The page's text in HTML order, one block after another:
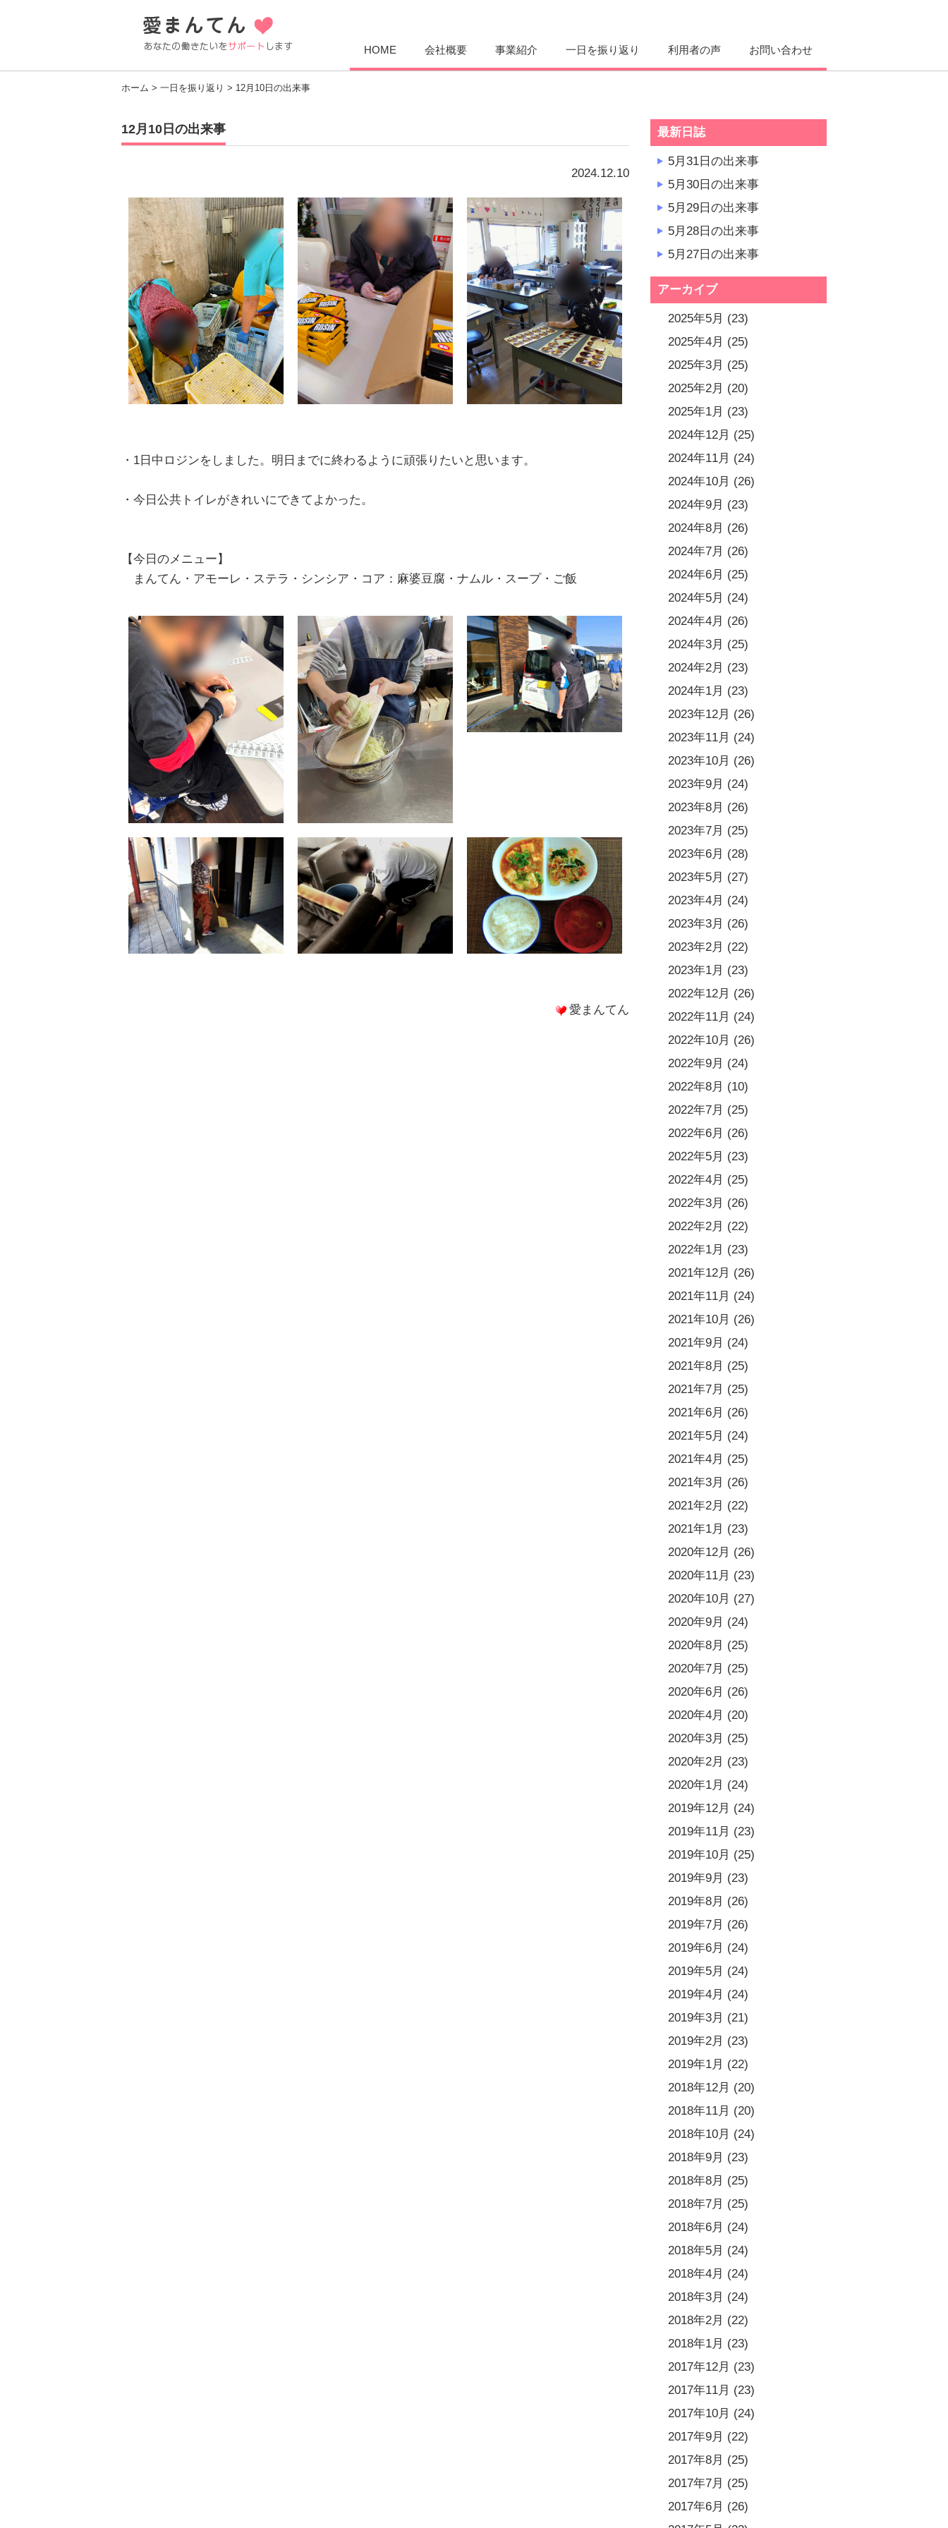
HOME 会社概要 事業紹介 一日を振り返り 利用者の声 お問い合わせ
ホーム > 一日を振り返り > 12月10日の出来事
12月10日の出来事
2024.12.10
・1日中ロジンをしました。明日までに終わるように頑張りたいと思います。
・今日公共トイレがきれいにできてよかった。
【今日のメニュー】
まんてん・アモーレ・ステラ・シンシア・コア：麻婆豆腐・ナムル・スープ・ご飯
愛まんてん
最新日誌
5月31日の出来事
5月30日の出来事
5月29日の出来事
5月28日の出来事
5月27日の出来事
アーカイブ
2025年5月 (23)
2025年4月 (25)
2025年3月 (25)
2025年2月 (20)
2025年1月 (23)
2024年12月 (25)
2024年11月 (24)
2024年10月 (26)
2024年9月 (23)
2024年8月 (26)
2024年7月 (26)
2024年6月 (25)
2024年5月 (24)
2024年4月 (26)
2024年3月 (25)
2024年2月 (23)
2024年1月 (23)
2023年12月 (26)
2023年11月 (24)
2023年10月 (26)
2023年9月 (24)
2023年8月 (26)
2023年7月 (25)
2023年6月 (28)
2023年5月 (27)
2023年4月 (24)
2023年3月 (26)
2023年2月 (22)
2023年1月 (23)
2022年12月 (26)
2022年11月 (24)
2022年10月 (26)
2022年9月 (24)
2022年8月 (10)
2022年7月 (25)
2022年6月 (26)
2022年5月 (23)
2022年4月 (25)
2022年3月 (26)
2022年2月 (22)
2022年1月 (23)
2021年12月 (26)
2021年11月 (24)
2021年10月 (26)
2021年9月 (24)
2021年8月 (25)
2021年7月 (25)
2021年6月 (26)
2021年5月 (24)
2021年4月 (25)
2021年3月 (26)
2021年2月 (22)
2021年1月 (23)
2020年12月 (26)
2020年11月 (23)
2020年10月 (27)
2020年9月 (24)
2020年8月 (25)
2020年7月 (25)
2020年6月 (26)
2020年4月 (20)
2020年3月 (25)
2020年2月 (23)
2020年1月 (24)
2019年12月 (24)
2019年11月 (23)
2019年10月 (25)
2019年9月 (23)
2019年8月 (26)
2019年7月 (26)
2019年6月 (24)
2019年5月 (24)
2019年4月 (24)
2019年3月 (21)
2019年2月 (23)
2019年1月 (22)
2018年12月 (20)
2018年11月 (20)
2018年10月 (24)
2018年9月 (23)
2018年8月 (25)
2018年7月 (25)
2018年6月 (24)
2018年5月 (24)
2018年4月 (24)
2018年3月 (24)
2018年2月 (22)
2018年1月 (23)
2017年12月 (23)
2017年11月 (23)
2017年10月 (24)
2017年9月 (22)
2017年8月 (25)
2017年7月 (25)
2017年6月 (26)